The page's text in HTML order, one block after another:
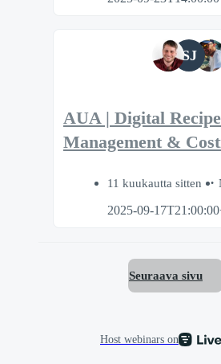
SJ
AUA | Digital Recipe
Management &
11 kuukautta sitten
2025-09-
Seuraava sivu
Host webinars on